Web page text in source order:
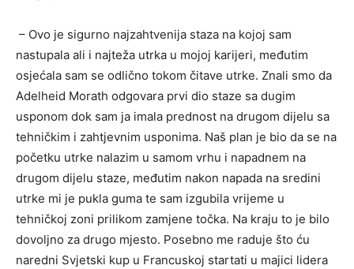
– Ovo je sigurno najzahtvenija staza na kojoj sam
nastupala ali i najteža utrka u mojoj karijeri, međutim
osjećala sam se odlično tokom čitave utrke. Znali smo da
Adelheid Morath odgovara prvi dio staze sa dugim
usponom dok sam ja imala prednost na drugom dijelu sa
tehničkim i zahtjevnim usponima. Naš plan je bio da se na
početku utrke nalazim u samom vrhu i napadnem na
drugom dijelu staze, međutim nakon napada na sredini
utrke mi je pukla guma te sam izgubila vrijeme u
tehničkoj zoni prilikom zamjene točka. Na kraju to je bilo
dovoljno za drugo mjesto. Posebno me raduje što ću
naredni Svjetski kup u Francuskoj startati u majici lidera